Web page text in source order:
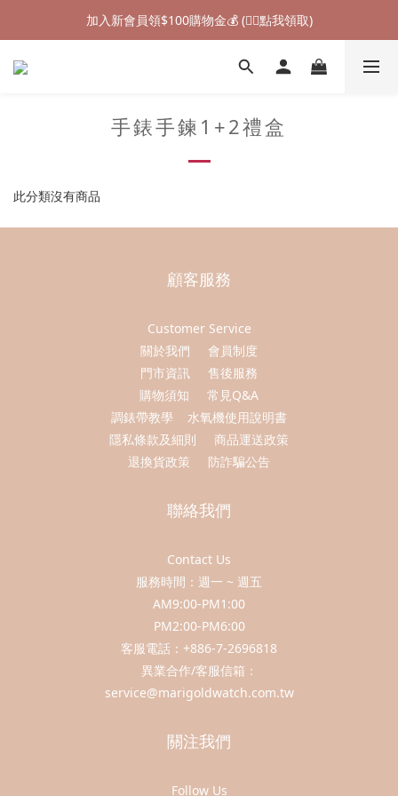
加入新會員領$100購物金💰 (👉🏻點我領取)
加入新會員領$100購物金💰 (👉🏻點我領取)
七夕情人節禮物❤85折起 (👉🏻點我探索)
手錶手鍊1+2禮盒
此分類沒有商品
顧客服務
Customer Service
關於我們
會員制度
門市資訊
售後服務
購物須知
常見Q&A
調錶帶教學
水氧機使用說明書
隱私條款及細則
商品運送政策
退換貨政策
防詐騙公告
聯絡我們
Contact Us
服務時間：週一 ~ 週五
AM9:00-PM1:00
PM2:00-PM6:00
客服電話：+886-7-2696818
異業合作/客服信箱：
service@marigoldwatch.com.tw
關注我們
Follow Us